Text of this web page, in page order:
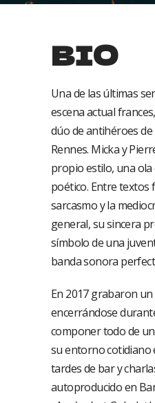
BIO
Una de las últimas
escena actual
dúo de antihéroes de
Rennes. Micka y
propio estilo, una
poético. Entre textos
sarcasmo y la
general, su sincera
símbolo de una
banda sonora
En 2017 grabaron
encerrándose
componer todo de
su entorno cotidiano
tardes de bar y
autoproducido en